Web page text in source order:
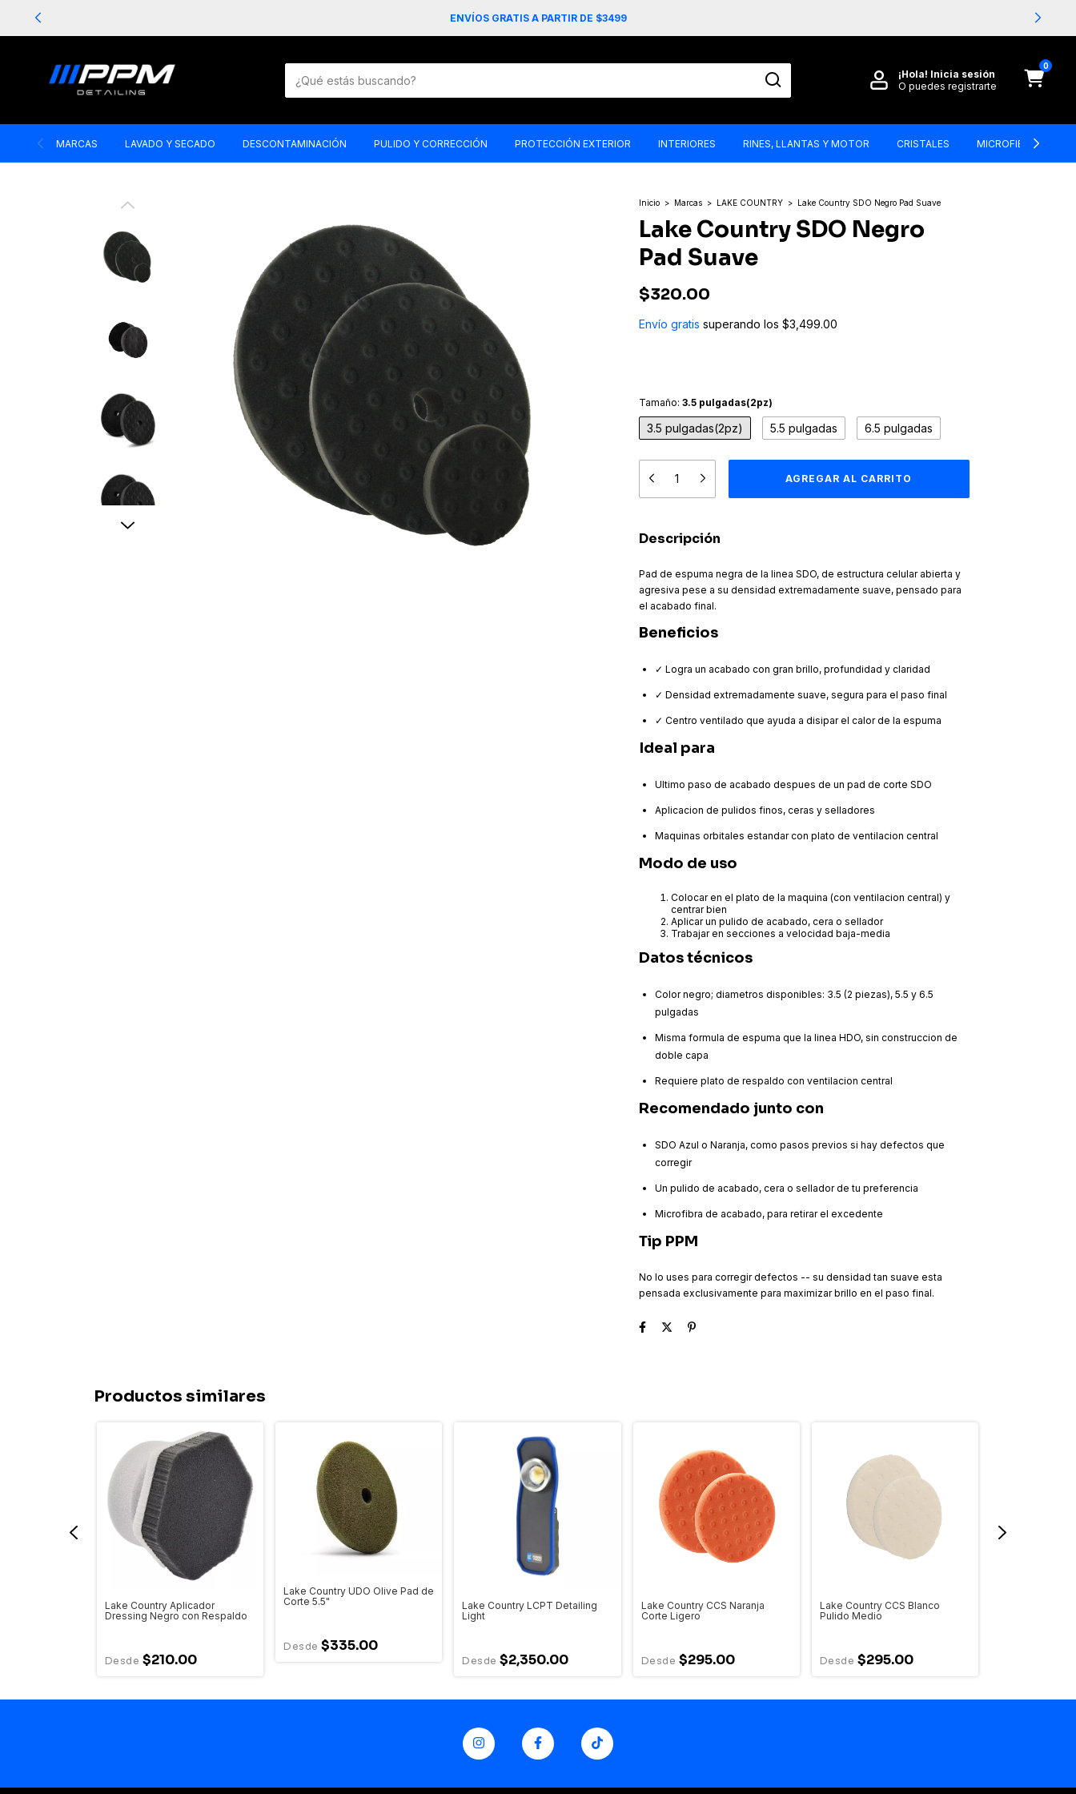
3 MESES SIN INTERÉS
¡Hola! Inicia sesión
O puedes registrarte
0
MARCAS LAVADO Y SECADO DESCONTAMINACIÓN PULIDO Y CORRECCIÓN PROTECCIÓN EXTERIOR INTERIORES RINES, LLANTAS Y MOTOR CRISTALES MICROFIBRAS,
Inicio > Marcas > LAKE COUNTRY > Lake Country SDO Negro Pad Suave
Lake Country SDO Negro
Pad Suave
$320.00
Envío gratis superando los $3,499.00
Tamaño: 3.5 pulgadas(2pz)
3.5 pulgadas(2pz) 5.5 pulgadas 6.5 pulgadas
Descripción
Pad de espuma negra de la linea SDO, de estructura celular abierta y
agresiva pese a su densidad extremadamente suave, pensado para
el acabado final.
Beneficios
✓ Logra un acabado con gran brillo, profundidad y claridad
✓ Densidad extremadamente suave, segura para el paso final
✓ Centro ventilado que ayuda a disipar el calor de la espuma
Ideal para
Ultimo paso de acabado despues de un pad de corte SDO
Aplicacion de pulidos finos, ceras y selladores
Maquinas orbitales estandar con plato de ventilacion central
Modo de uso
Colocar en el plato de la maquina (con ventilacion central) y
centrar bien
Aplicar un pulido de acabado, cera o sellador
Trabajar en secciones a velocidad baja-media
Datos técnicos
Color negro; diametros disponibles: 3.5 (2 piezas), 5.5 y 6.5
pulgadas
Misma formula de espuma que la linea HDO, sin construccion de
doble capa
Requiere plato de respaldo con ventilacion central
Recomendado junto con
SDO Azul o Naranja, como pasos previos si hay defectos que
corregir
Un pulido de acabado, cera o sellador de tu preferencia
Microfibra de acabado, para retirar el excedente
Tip PPM
No lo uses para corregir defectos -- su densidad tan suave esta
pensada exclusivamente para maximizar brillo en el paso final.
Productos similares
Lake Country Aplicador
Dressing Negro con Respaldo
$210.00
Lake Country UDO Olive Pad de
Corte 5.5"
$335.00
Lake Country LCPT Detailing
Light
$2,350.00
Lake Country CCS Naranja
Corte Ligero
$295.00
Lake Country CCS Blanco
Pulido Medio
$295.00